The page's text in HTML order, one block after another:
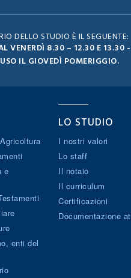
DELLO STUDIO È IL SEGUENTE:
VENERDÌ 8.30 – 12.30 E 13.30
IL GIOVEDÌ POMERIGGIO.
e
enti del
LO STUDIO
I nostri valori
Lo staff
Il notaio
Il curriculum
Certificazioni
Documentazione